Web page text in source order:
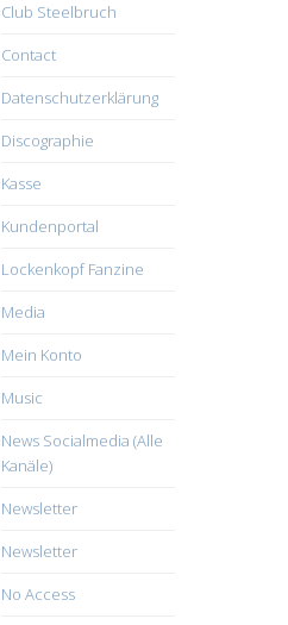
Club Steelbruch
Contact
Datenschutzerklärung
Discographie
Kasse
Kundenportal
Lockenkopf Fanzine
Media
Mein Konto
Music
News Socialmedia (Alle
Kanäle)
Newsletter
Newsletter
No Access